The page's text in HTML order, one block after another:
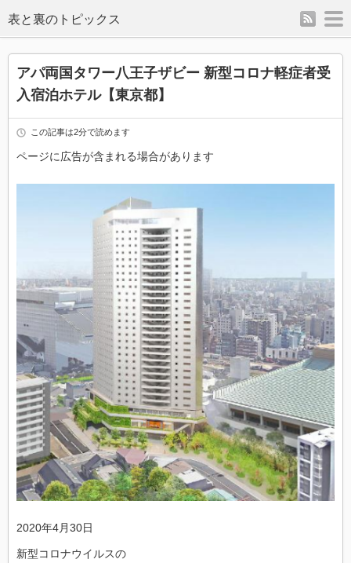
表と裏のトピックス rss
アパ両国タワー八王子ザビー 新型コロナ軽症者受
入宿泊ホテル【東京都】
この記事は2分で読めます
ページに広告が含まれる場合があります
2020年4月30日
新型コロナウイルスの